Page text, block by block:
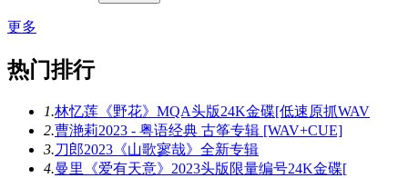
更多
热门排行
1.林忆莲《野花》MQA头版24K金碟[低速原抓WAV
2.曹滟莉2023 - 粤语经典 古筝专辑 [WAV+CUE]
3.刀郎2023《山歌寥哉》全新专辑
4.曼里《爱有天意》2023头版限量编号24K金碟[